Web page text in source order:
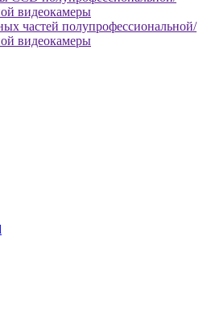
видеокамеры
частей полупрофессиональной/
видеокамеры